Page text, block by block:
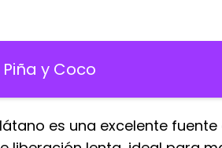
y Coco
es una excelente